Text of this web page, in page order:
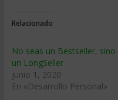
Relacionado
No seas un Bestseller, sino
un LongSeller
junio 1, 2020
En «Desarrollo Personal»